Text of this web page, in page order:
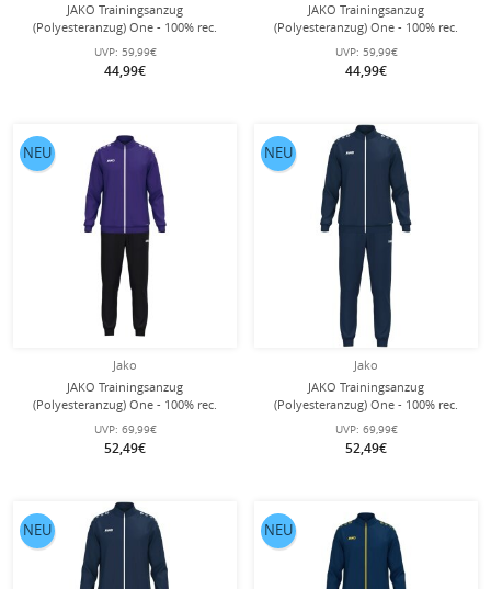
JAKO Trainingsanzug
(Polyesteranzug) One - 100% rec.
Polyester - gelb/schwarz Jungen
UVP: 59,99€
44,99€
JAKO Trainingsanzug
(Polyesteranzug) One - 100% rec.
Polyester - blau/navyblau Jungen
UVP: 59,99€
44,99€
Jako
JAKO Trainingsanzug
(Polyesteranzug) One - 100% rec.
Polyester - violett/schwarz Herren
UVP: 69,99€
52,49€
NEU
Jako
JAKO Trainingsanzug
(Polyesteranzug) One - 100% rec.
Polyester - marineblau Herren
UVP: 69,99€
52,49€
NEU
NEU NEU